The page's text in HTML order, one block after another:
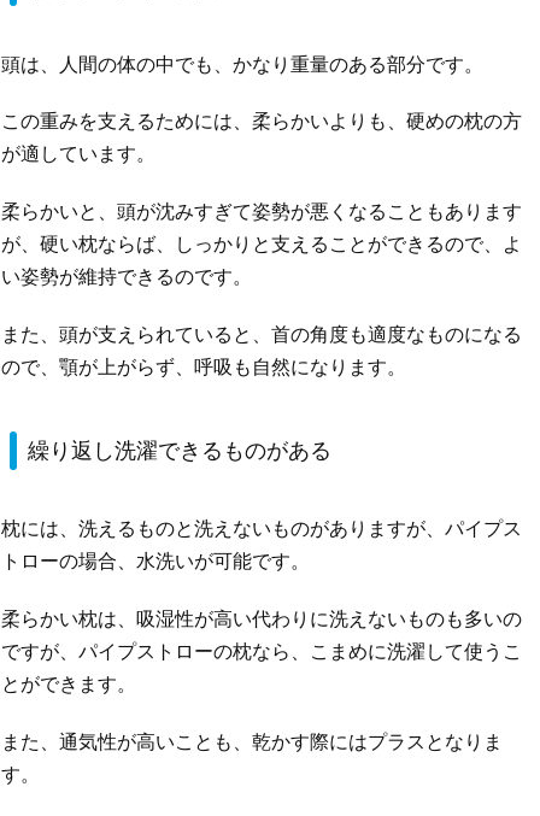
頭は、人間の体の中でも、かなり重量のある部分です。
この重みを支えるためには、柔らかいよりも、硬めの枕の方
が適しています。
柔らかいと、頭が沈みすぎて姿勢が悪くなることもあります
が、硬い枕ならば、しっかりと支えることができるので、よ
い姿勢が維持できるのです。
また、頭が支えられていると、首の角度も適度なものになる
ので、顎が上がらず、呼吸も自然になります。
繰り返し洗濯できるものがある
枕には、洗えるものと洗えないものがありますが、パイプス
トローの場合、水洗いが可能です。
柔らかい枕は、吸湿性が高い代わりに洗えないものも多いの
ですが、パイプストローの枕なら、こまめに洗濯して使うこ
とができます。
また、通気性が高いことも、乾かす際にはプラスとなりま
す。